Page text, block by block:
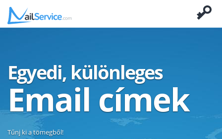
Egyedi, különleges
Email címek
Tűnj ki a tömegből!